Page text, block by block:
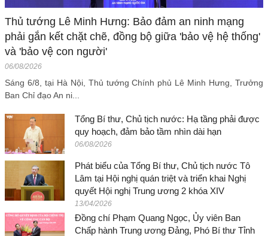
Thủ tướng Lê Minh Hưng: Bảo đảm an ninh mạng
phải gắn kết chặt chẽ, đồng bộ giữa 'bảo vệ hệ thống'
và 'bảo vệ con người'
06/08/2026
Sáng 6/8, tại Hà Nội, Thủ tướng Chính phủ Lê Minh Hưng, Trưởng
Ban Chỉ đạo An ni...
Tổng Bí thư, Chủ tịch nước: Hạ tầng phải được
quy hoạch, đảm bảo tầm nhìn dài hạn
06/08/2026
Phát biểu của Tổng Bí thư, Chủ tịch nước Tô
Lâm tại Hội nghị quán triệt và triển khai Nghị
quyết Hội nghị Trung ương 2 khóa XIV
13/04/2026
Đồng chí Phạm Quang Ngọc, Ủy viên Ban
Chấp hành Trung ương Đảng, Phó Bí thư Tỉnh